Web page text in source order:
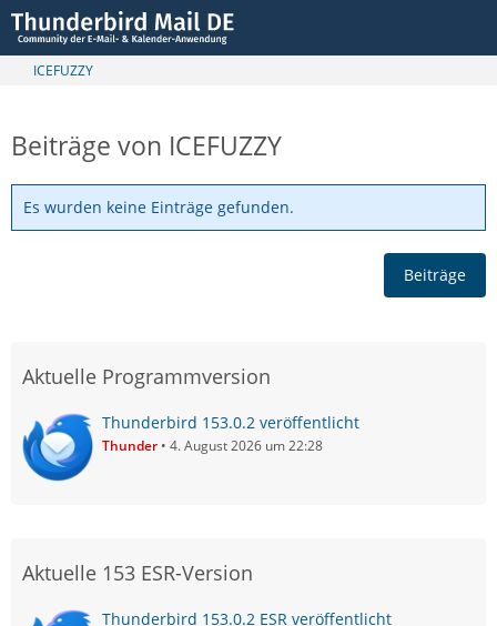
ICEFUZZY
Beiträge von ICEFUZZY
Es wurden keine Einträge gefunden.
Beiträge
Aktuelle Programmversion
Thunderbird 153.0.2 veröffentlicht
Thunder 4. August 2026 um 22:28
Aktuelle 153 ESR-Version
Thunderbird 153.0.2 ESR veröffentlicht